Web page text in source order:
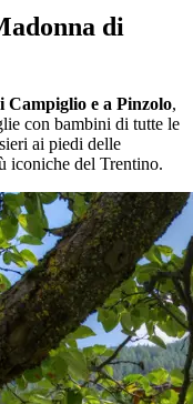
di
e a Pinzolo,
con bambini di tutte le
ai piedi delle
iconiche del Trentino.